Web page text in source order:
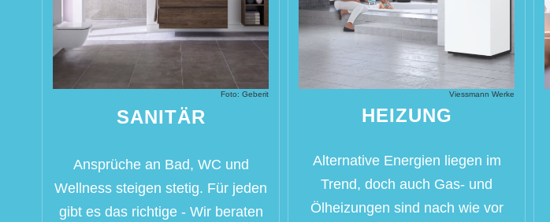
Foto:Geberit
SANITÄR
Ansprüche an Bad, WC und
Wellness steigen stetig. Für jeden
gibt es das richtige - Wir beraten
Viessmann Werke
HEIZUNG
Alternative Energien liegen im
Trend, doch auch Gas- und
Ölheizungen sind nach wie vor